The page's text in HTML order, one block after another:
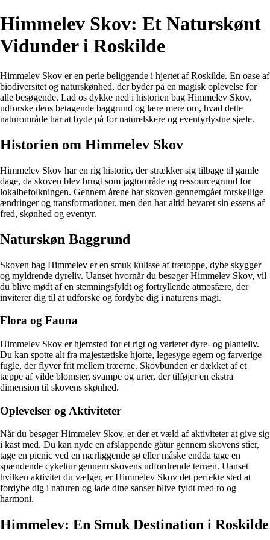
Himmelev Skov: Et Naturskønt
Vidunder i Roskilde
Himmelev Skov er en perle beliggende i hjertet af Roskilde. En oase af
biodiversitet og naturskønhed, der byder på en magisk oplevelse for
alle besøgende. Lad os dykke ned i historien bag Himmelev Skov,
udforske dens betagende baggrund og lære mere om, hvad dette
naturområde har at byde på for naturelskere og eventyrlystne sjæle.
Historien om Himmelev Skov
Himmelev Skov har en rig historie, der strækker sig tilbage til gamle
dage, da skoven blev brugt som jagtområde og ressourcegrund for
lokalbefolkningen. Gennem årene har skoven gennemgået forskellige
ændringer og transformationer, men den har altid bevaret sin essens af
fred, skønhed og eventyr.
Naturskøn Baggrund
Skoven bag Himmelev er en smuk kulisse af trætoppe, dybe skygger
og myldrende dyreliv. Uanset hvornår du besøger Himmelev Skov, vil
du blive mødt af en stemningsfyldt og fortryllende atmosfære, der
inviterer dig til at udforske og fordybe dig i naturens magi.
Flora og Fauna
Himmelev Skov er hjemsted for et rigt og varieret dyre- og planteliv.
Du kan spotte alt fra majestætiske hjorte, legesyge egern og farverige
fugle, der flyver frit mellem træerne. Skovbunden er dækket af et
tæppe af vilde blomster, svampe og urter, der tilføjer en ekstra
dimension til skovens skønhed.
Oplevelser og Aktiviteter
Når du besøger Himmelev Skov, er der et væld af aktiviteter at give sig
i kast med. Du kan nyde en afslappende gåtur gennem skovens stier,
tage en picnic ved en nærliggende sø eller måske endda tage en
spændende cykeltur gennem skovens udfordrende terræn. Uanset
hvilken aktivitet du vælger, er Himmelev Skov det perfekte sted at
fordybe dig i naturen og lade dine sanser blive fyldt med ro og
harmoni.
Himmelev: En Smuk Destination i Roskilde